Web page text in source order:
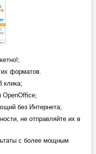
форматов.
клика;
без Интернета;
не отправляйте их в
с более мощным